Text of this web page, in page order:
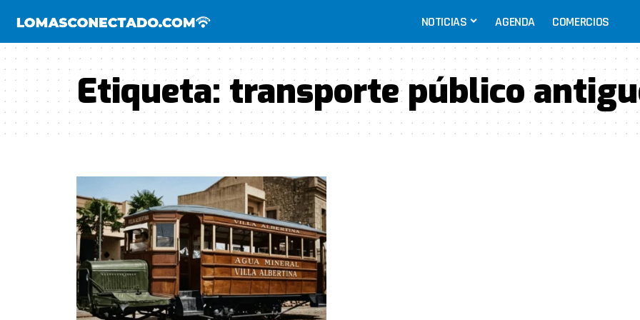
NOTICIAS AGENDA COMERCIOS
Etiqueta: transporte público